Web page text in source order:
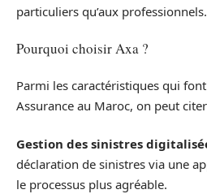
particuliers qu’aux professionnels.
Pourquoi choisir Axa ?
Parmi les caractéristiques qui
Assurance au Maroc, on peut
Gestion des sinistres
déclaration de sinistres via une
le processus plus agréable.